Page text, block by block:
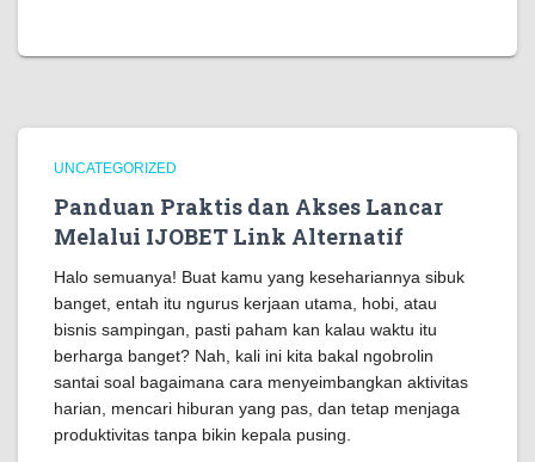
UNCATEGORIZED
Panduan Praktis dan Akses Lancar
Melalui IJOBET Link Alternatif
Halo semuanya! Buat kamu yang kesehariannya sibuk
banget, entah itu ngurus kerjaan utama, hobi, atau
bisnis sampingan, pasti paham kan kalau waktu itu
berharga banget? Nah, kali ini kita bakal ngobrolin
santai soal bagaimana cara menyeimbangkan aktivitas
harian, mencari hiburan yang pas, dan tetap menjaga
produktivitas tanpa bikin kepala pusing.